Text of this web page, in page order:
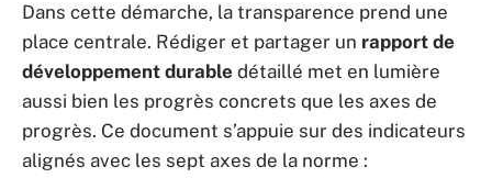
Dans cette démarche, la transparence prend une
place centrale. Rédiger et partager un rapport de
développement durable détaillé met en lumière
aussi bien les progrès concrets que les axes de
progrès. Ce document s’appuie sur des indicateurs
alignés avec les sept axes de la norme :